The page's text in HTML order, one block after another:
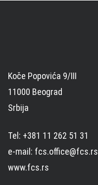
Koče Popovića 9/III
11000 Beograd
Srbija
Tel: +381 11 262 51 31
e-mail: fcs.office@fcs.rs
www.fcs.rs